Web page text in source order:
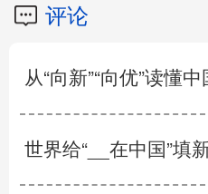
评论
从“向新”“向优”读懂
世界给“__在中国”填